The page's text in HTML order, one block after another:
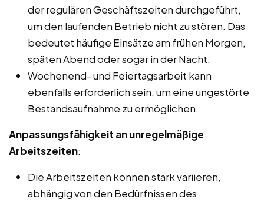
der regulären Geschäftszeiten durchgeführt,
um den laufenden Betrieb nicht zu stören. Das
bedeutet häufige Einsätze am frühen Morgen,
späten Abend oder sogar in der Nacht.
Wochenend- und Feiertagsarbeit kann
ebenfalls erforderlich sein, um eine ungestörte
Bestandsaufnahme zu ermöglichen.
Anpassungsfähigkeit an unregelmäßige
Arbeitszeiten:
Die Arbeitszeiten können stark variieren,
abhängig von den Bedürfnissen des